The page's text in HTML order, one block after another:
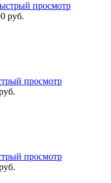
просмотр
руб.
просмотр
просмотр